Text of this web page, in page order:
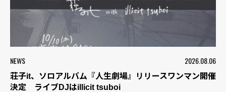
NEWS 2026.08.06
荘子it、ソロアルバム『人生劇場』リリースワンマン開催
決定 ライブDJはillicit tsuboi